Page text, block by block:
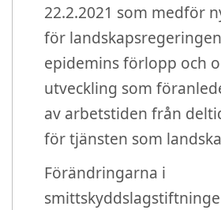
22.2.2021 som medför
för
epidemins förlopp och
utveckling som
av arbetstiden från
för tjänsten som
Förändringarna i